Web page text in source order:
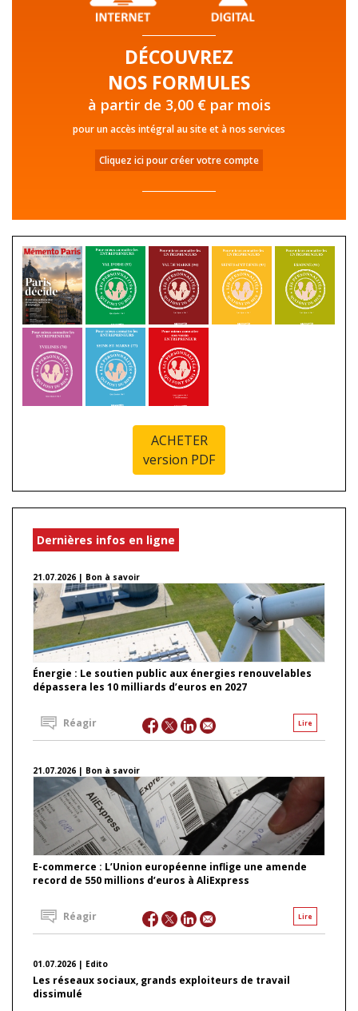
DÉCOUVREZ
NOS FORMULES
à partir de 3,00 € par mois
pour un accès intégral au site et à nos services
Cliquez ici pour créer votre compte
ACHETER
version PDF
Dernières infos en ligne
21.07.2026 | Bon à savoir
Énergie : Le soutien public aux énergies renouvelables
dépassera les 10 milliards d’euros en 2027
Lire
Réagir
21.07.2026 | Bon à savoir
E-commerce : L’Union européenne inflige une amende
record de 550 millions d’euros à AliExpress
Lire
Réagir
01.07.2026 | Edito
Les réseaux sociaux, grands exploiteurs de travail
dissimulé